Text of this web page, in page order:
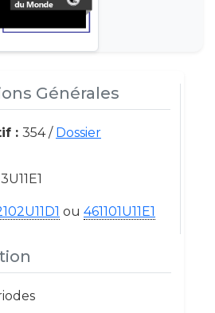
Générales
: 354 / Dossier
ou 461101U11E1